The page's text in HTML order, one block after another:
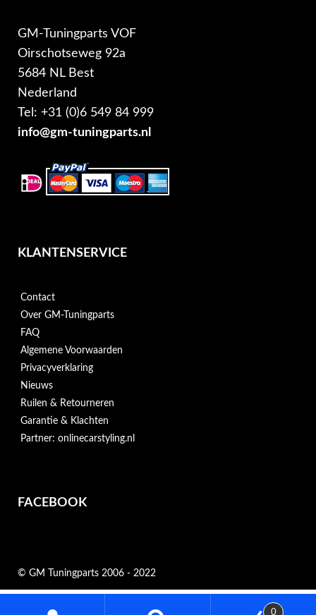
GM-Tuningparts VOF
Oirschotseweg 92a
5684 NL Best
Nederland
Tel: +31 (0)6 549 84 999
info@gm-tuningparts.nl
KLANTENSERVICE
Contact
Over GM-Tuningparts
FAQ
Algemene Voorwaarden
Privacyverklaring
Nieuws
Ruilen & Retourneren
Garantie & Klachten
Partner: onlinecarstyling.nl
FACEBOOK
© GM Tuningparts 2006 - 2022
0